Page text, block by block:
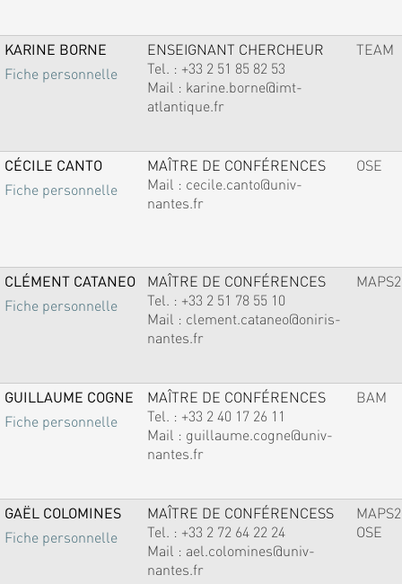
KARINE BORNE
Fiche personnelle
ENSEIGNANT CHERCHEUR
Tel. : +33 2 51 85 82 53
Mail : karine.borne@imt-
atlantique.fr
TEAM
CÉCILE CANTO
Fiche personnelle
MAÎTRE DE CONFÉRENCES
Mail : cecile.canto@univ-
nantes.fr
OSE
CLÉMENT CATANEO
Fiche personnelle
MAÎTRE DE CONFÉRENCES
Tel. : +33 2 51 78 55 10
Mail : clement.cataneo@oniris-
nantes.fr
MAPS2
GUILLAUME COGNE
Fiche personnelle
MAÎTRE DE CONFÉRENCES
Tel. : +33 2 40 17 26 11
Mail : guillaume.cogne@univ-
nantes.fr
BAM
GAËL COLOMINES
Fiche personnelle
MAÎTRE DE CONFÉRENCESS
Tel. : +33 2 72 64 22 24
Mail : ael.colomines@univ-
nantes.fr
MAPS2
OSE